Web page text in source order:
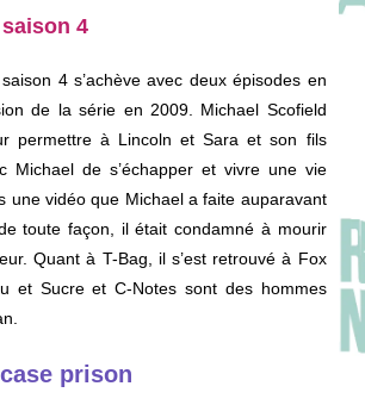
4
4 s’achève avec deux épisodes en
de la série en 2009. Michael Scofield
permettre à Lincoln et Sara et son fils
Michael de s’échapper et vivre une vie
une vidéo que Michael a faite auparavant
toute façon, il était condamné à mourir
Quant à T-Bag, il s’est retrouvé à Fox
et Sucre et C-Notes sont des hommes
prison